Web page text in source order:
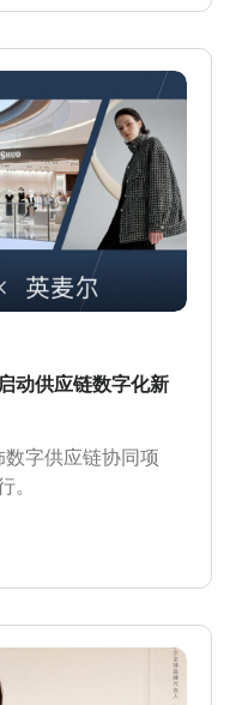
动供应链数字化新
字供应链协同项
。